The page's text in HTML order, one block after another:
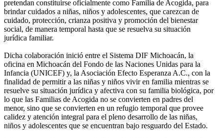
pretendan constituirse oficialmente como Familia de Acogida, para
brindar cuidados a niñas, niños y adolescentes, que carezcan de
cuidado, protección, crianza positiva y promoción del bienestar
social, de manera temporal hasta que se resuelva su situación
jurídica familiar.
Dicha colaboración inició entre el Sistema DIF Michoacán, la
oficina en Michoacán del Fondo de las Naciones Unidas para la
Infancia (UNICEF) y, la Asociación Efecto Esperanza A.C., con la
finalidad de permitir a las niñas y niños vivir en familia mientras se
resuelve su situación jurídica y afectiva con su familia biológica, por
lo que las Familias de Acogida no se convierten en padres del
menor, sino que se convierten en un refugio temporal que provee
calidez y atención integral para el pleno desarrollo de las niñas,
niños y adolescentes que se encuentran bajo resguardo del Estado.